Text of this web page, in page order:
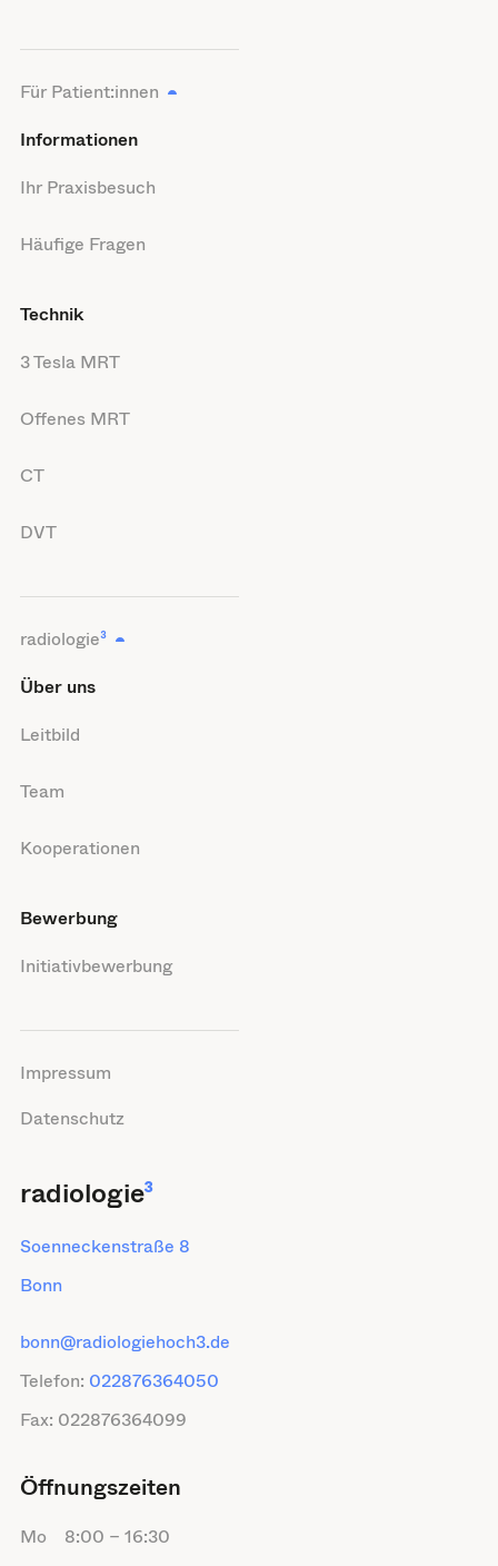
Für Patient:innen
Informationen
Ihr Praxisbesuch
Häufige Fragen
Technik
3 Tesla MRT
Offenes MRT
CT
DVT
radiologie³
Über uns
Leitbild
Team
Kooperationen
Bewerbung
Initiativbewerbung
Impressum
Datenschutz
radiologie³
Soenneckenstraße 8
Bonn
bonn@radiologiehoch3.de
Telefon: 022876364050
Fax: 022876364099
Öffnungszeiten
Mo 8:00 – 16:30